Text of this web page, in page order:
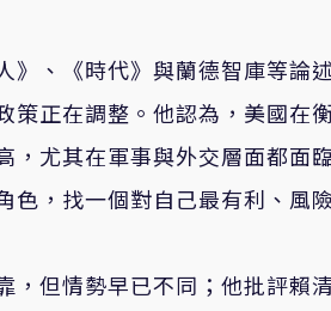
、《時代》與蘭德智庫等論
正在調整。他認為，美國在
尤其在軍事與外交層面都面
，找一個對自己最有利、風
但情勢早已不同；他批評賴